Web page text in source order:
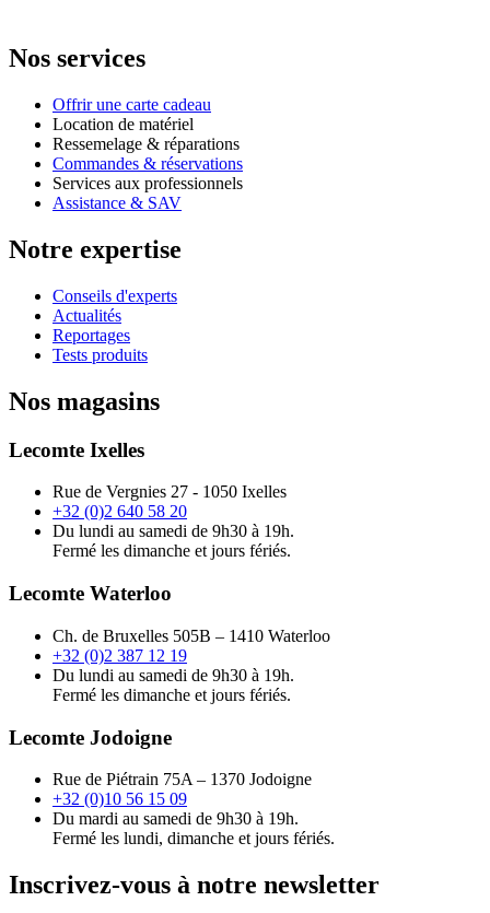
Nos services
Offrir une carte cadeau
Location de matériel
Ressemelage & réparations
Commandes & réservations
Services aux professionnels
Assistance & SAV
Notre expertise
Conseils d'experts
Actualités
Reportages
Tests produits
Nos magasins
Lecomte Ixelles
Rue de Vergnies 27 - 1050 Ixelles
+32 (0)2 640 58 20
Du lundi au samedi de 9h30 à 19h.
Fermé les dimanche et jours fériés.
Lecomte Waterloo
Ch. de Bruxelles 505B – 1410 Waterloo
+32 (0)2 387 12 19
Du lundi au samedi de 9h30 à 19h.
Fermé les dimanche et jours fériés.
Lecomte Jodoigne
Rue de Piétrain 75A – 1370 Jodoigne
+32 (0)10 56 15 09
Du mardi au samedi de 9h30 à 19h.
Fermé les lundi, dimanche et jours fériés.
Inscrivez-vous à notre newsletter